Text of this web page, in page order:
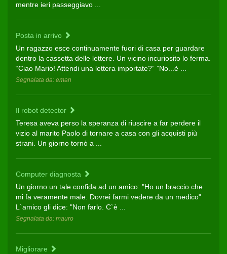
mentre ieri passeggiavo ...
Posta in arrivo
Un ragazzo esce continuamente fuori di casa per guardare
dentro la cassetta delle lettere. Un vicino incuriosito lo ferma.
“Ciao Mario! Attendi una lettera importate?” ”No...è ...
Segnalata da: eman
Il robot detector
Teresa aveva perso la speranza di riuscire a far perdere il
vizio al marito Paolo di tornare a casa con gli acquisti più
strani. Un giorno tornò a ...
Computer diagnosta
Un giorno un tale confida ad un amico: "Ho un braccio che
mi fa veramente male. Dovrei farmi vedere da un medico"
L`amico gli dice: "Non farlo. C`è ...
Segnalata da: mauro
Migliorare